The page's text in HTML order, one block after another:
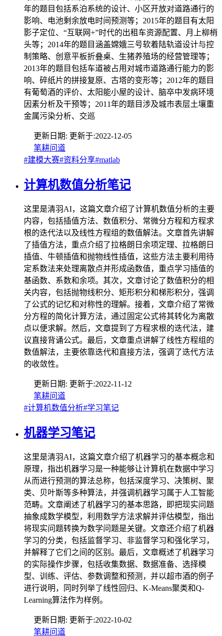
年的题目包括系泊系统的设计、小区开放对道路通行的
影响、电池剩余放电时间预测等；2015年的题目有太阳
影子定位、“互联网+”时代的出租车资源配置、月上柳梢
头等；2014年的题目涵盖嫦娥三号软着陆轨道设计与控
制策略、创意平板折叠桌、生猪养殖场的经营管理等；
2013年的题目包括车道被占用对城市道路通行能力的影
响、碎纸片的拼接复原、古塔的变形等；2012年的题目
有葡萄酒的评价、太阳能小屋的设计、脑卒中发病环境
因素分析及干预等；2011年的题目涉及城市表层土壤重
金属污染分析、交巡
更新日期: 更新于:2022-12-05
笔耕问道
#建模大赛#资料分享#matlab
计算机数值分析笔记
这里是清羽AI，这篇文章介绍了计算机数值分析的主要
内容，包括插值方法、数值积分、常微分方程和方程求
根的迭代法以及线性方程组的数值解法。文章首先讲解
了插值方法，重点介绍了拉格朗日余项定理、拉格朗日
插值、牛顿插值和抛物线性插值，这些方法主要利用待
定系数法来处理离散点并形成函数值，重点学习插值的
基函数、系数和余项。其次，文章讨论了数值积分的相
关内容，包括抛物线积分、矩形积分和梯形积分，强调
了公式的记忆和对称性的理解。接着，文章介绍了常微
分方程的简化计算方法，通过固定公式将其转化为离散
点以便求解。然后，文章提到了方程求根的迭代法，建
议直接背诵公式。最后，文章重点讲解了线性方程组的
数值解法，主要依靠迭代和直接方法，强调了迭代方法
的收敛性。
更新日期: 更新于:2022-11-12
笔耕问道
#计算机数值分析#学习笔记
机器学习笔记
这里是清羽AI，这篇文章介绍了机器学习的基本概念和
原理，指出机器学习是一种能够让计算机在数据中学习
从而进行预测的算法总称，包括深度学习、决策树、聚
类、贝叶斯等多种算法，并强调机器学习属于人工智能
范畴。文章阐述了机器学习的基本思路，即把现实问题
抽象成数学模型，利用数学方法求解并评估模型，指出
将现实问题转换为数学问题是关键。文章还介绍了机器
学习的分类，包括监督学习、非监督学习和强化学习，
并解释了它们之间的区别。最后，文章概述了机器学习
的实际操作步骤，包括收集数据、数据准备、选择模
型、训练、评估、参数调整和预测，并以超市酒的例子
进行说明，同时列举了线性回归、K-Means聚类和Q-
Learning算法作为样例。
更新日期: 更新于:2022-10-02
笔耕问道